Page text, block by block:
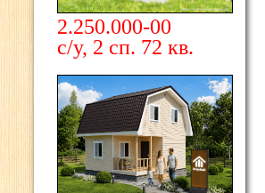
2.250.000-00
с/у, 2 сп. 72 кв.